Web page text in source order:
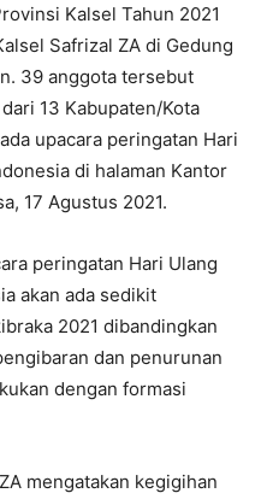
Kalsel Tahun 2021
Safrizal ZA di Gedung
39 anggota tersebut
13 Kabupaten/Kota
upacara peringatan Hari
di halaman Kantor
17 Agustus 2021.
peringatan Hari Ulang
akan ada sedikit
2021 dibandingkan
dan penurunan
dengan formasi
mengatakan kegigihan